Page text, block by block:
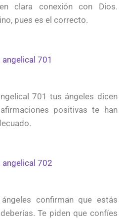
clara conexión con Dios.
pues es el correcto.
701
701 tus ángeles dicen
positivas te han
702
confirman que estás
Te piden que confíes